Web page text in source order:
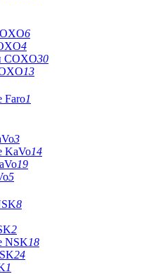
6
4
COXO30
13
Faro1
3
KaVo14
19
5
8
2
NSK18
24
1